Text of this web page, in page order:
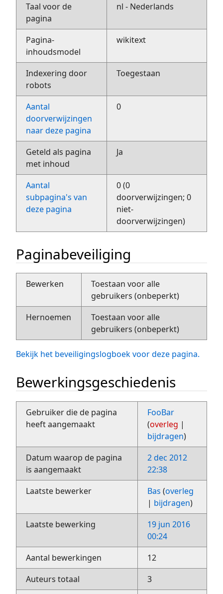
Taal voor de
pagina
nl - Nederlands
Pagina-
inhoudsmodel
wikitext
Indexering door
robots
Toegestaan
Aantal
doorverwijzingen
naar deze pagina
0
Geteld als pagina
met inhoud
Ja
Aantal
subpagina's van
deze pagina
0 (0
doorverwijzingen; 0
niet-
doorverwijzingen)
Paginabeveiliging
Bewerken
Toestaan voor alle
gebruikers (onbeperkt)
Hernoemen
Toestaan voor alle
gebruikers (onbeperkt)
Bekijk het beveiligingslogboek voor deze pagina.
Bewerkingsgeschiedenis
Gebruiker die de pagina
heeft aangemaakt
FooBar
(overleg |
bijdragen)
Datum waarop de pagina
is aangemaakt
2 dec 2012
22:38
Laatste bewerker
Bas (overleg
| bijdragen)
Laatste bewerking
19 jun 2016
00:24
Aantal bewerkingen
12
Auteurs totaal
3